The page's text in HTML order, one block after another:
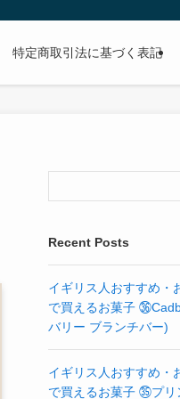
特定商取引法に基づく表記
Recent Posts
イギリス人おすすめ・
で買えるお菓子 ㊱
バリー ブランチバー)
イギリス人おすすめ・
で買えるお菓子 ㉟プ